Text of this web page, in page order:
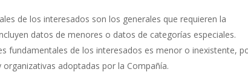
de los interesados son los generales que requieren la
datos de menores o datos de categorías especiales.
fundamentales de los interesados es menor o inexistente,
adoptadas por la Compañía.